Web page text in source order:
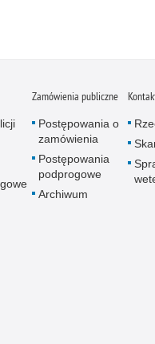
Zamówienia publiczne
Postępowania o
zamówienia
Postępowania
podprogowe
Archiwum